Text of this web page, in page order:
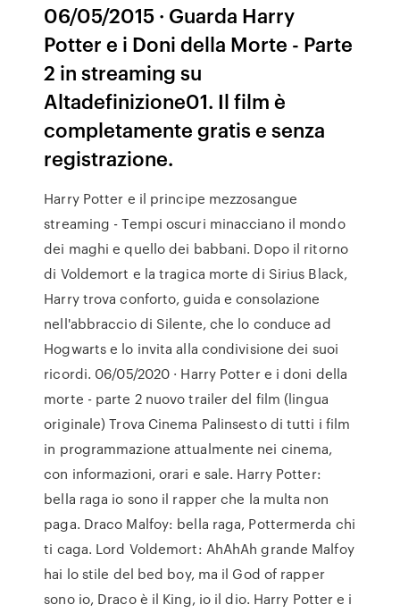
06/05/2015 · Guarda Harry
Potter e i Doni della Morte - Parte
2 in streaming su
Altadefinizione01. Il film è
completamente gratis e senza
registrazione.
Harry Potter e il principe mezzosangue
streaming - Tempi oscuri minacciano il mondo
dei maghi e quello dei babbani. Dopo il ritorno
di Voldemort e la tragica morte di Sirius Black,
Harry trova conforto, guida e consolazione
nell'abbraccio di Silente, che lo conduce ad
Hogwarts e lo invita alla condivisione dei suoi
ricordi. 06/05/2020 · Harry Potter e i doni della
morte - parte 2 nuovo trailer del film (lingua
originale) Trova Cinema Palinsesto di tutti i film
in programmazione attualmente nei cinema,
con informazioni, orari e sale. Harry Potter:
bella raga io sono il rapper che la multa non
paga. Draco Malfoy: bella raga, Pottermerda chi
ti caga. Lord Voldemort: AhAhAh grande Malfoy
hai lo stile del bed boy, ma il God of rapper
sono io, Draco è il King, io il dio. Harry Potter e i